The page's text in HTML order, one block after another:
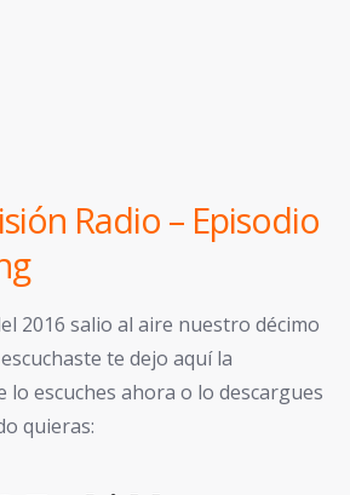
Radio – Episodio
2016 salio al aire nuestro décimo
te dejo aquí la
lo escuches ahora o lo descargues
quieras: